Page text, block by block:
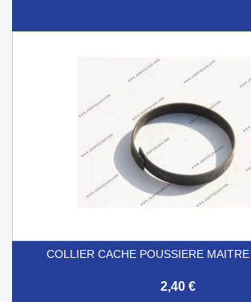
COLLIER CACHE POUSSIERE
2,40 €